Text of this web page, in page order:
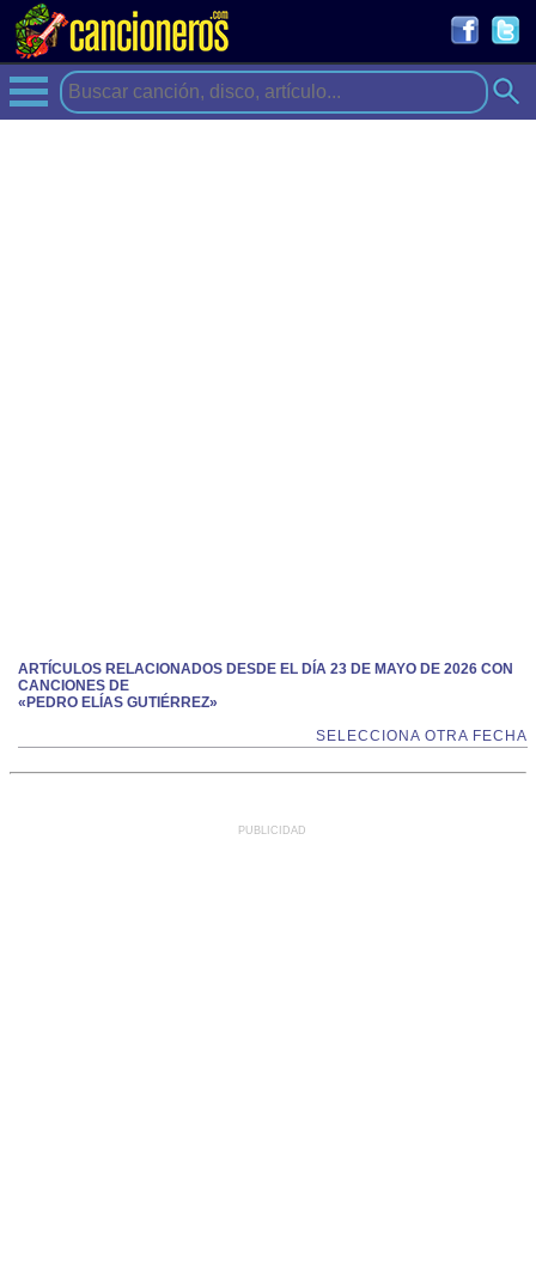
ARTÍCULOS RELACIONADOS DESDE EL DÍA 23 DE MAYO DE 2026 CON
CANCIONES DE
«PEDRO ELÍAS GUTIÉRREZ»
SELECCIONA OTRA FECHA
PUBLICIDAD